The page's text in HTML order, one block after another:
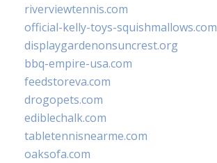
riverviewtennis.com
official-kelly-toys-squishmallows.com
displaygardenonsuncrest.org
bbq-empire-usa.com
feedstoreva.com
drogopets.com
ediblechalk.com
tabletennisnearme.com
oaksofa.com